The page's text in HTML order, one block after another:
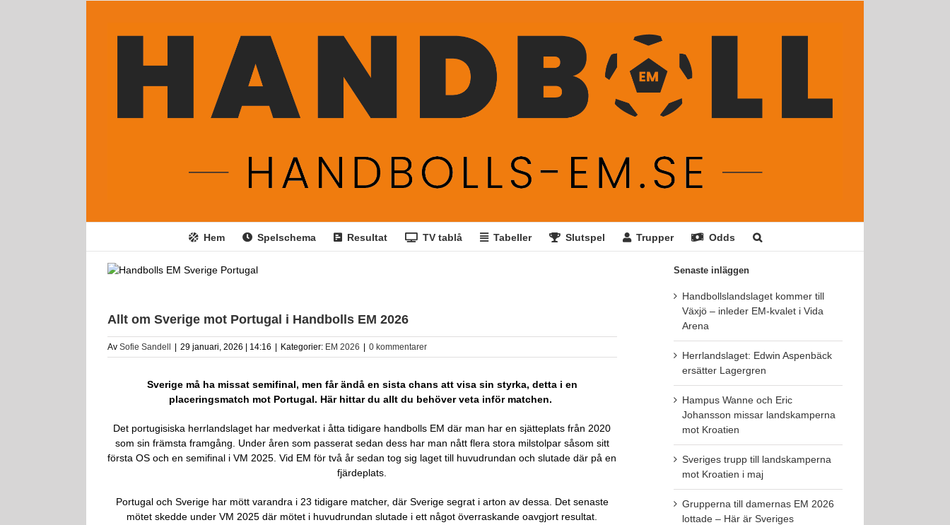
Hem Spelschema Resultat TV tablå Tabeller Slutspel Trupper Odds
Allt om Sverige mot Portugal i Handbolls EM 2026
Av Sofie Sandell | 29 januari, 2026 | 14:16 | Kategorier: EM 2026 | 0 kommentarer
Sverige må ha missat semifinal, men får ändå en sista chans att visa sin styrka, detta i en
placeringsmatch mot Portugal. Här hittar du allt du behöver veta inför matchen.
Det portugisiska herrlandslaget har medverkat i åtta tidigare handbolls EM där man har en sjätteplats från 2020
som sin främsta framgång. Under åren som passerat sedan dess har man nått flera stora milstolpar såsom sitt
första OS och en semifinal i VM 2025. Vid EM för två år sedan tog sig laget till huvudrundan och slutade där på en
fjärdeplats.
Portugal och Sverige har mött varandra i 23 tidigare matcher, där Sverige segrat i arton av dessa. Det senaste
mötet skedde under VM 2025 där mötet i huvudrundan slutade i ett något överraskande oavgjort resultat.
Senaste inläggen
Handbollslandslaget kommer till
Växjö – inleder EM-kvalet i Vida
Arena
Herrlandslaget: Edwin Aspenbäck
ersätter Lagergren
Hampus Wanne och Eric
Johansson missar landskamperna
mot Kroatien
Sveriges trupp till landskamperna
mot Kroatien i maj
Grupperna till damernas EM 2026
lottade – Här är Sveriges